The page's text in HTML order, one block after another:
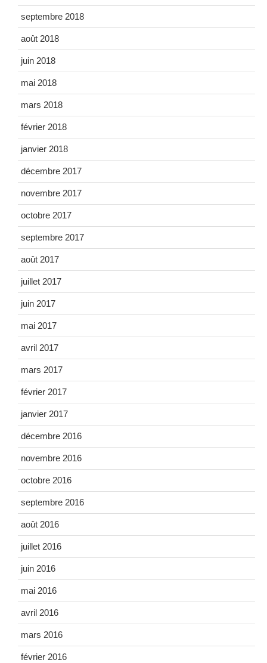
septembre 2018
août 2018
juin 2018
mai 2018
mars 2018
février 2018
janvier 2018
décembre 2017
novembre 2017
octobre 2017
septembre 2017
août 2017
juillet 2017
juin 2017
mai 2017
avril 2017
mars 2017
février 2017
janvier 2017
décembre 2016
novembre 2016
octobre 2016
septembre 2016
août 2016
juillet 2016
juin 2016
mai 2016
avril 2016
mars 2016
février 2016